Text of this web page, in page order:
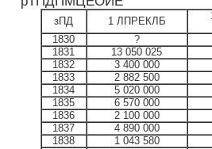
зПД 1 ЛПРЕКЛБ
1830
?
1831
13 050 025
1832
3 400 000
1833
2 882 500
1834
5 020 000
1835
6 570 000
1836
2 100 000
1837
4 890 000
1838
1 043 580